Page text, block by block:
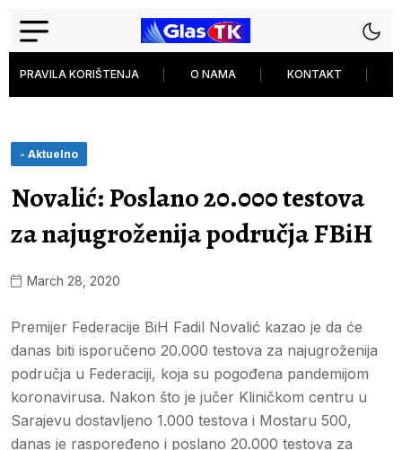
PRAVILA KORIŠTENJA O NAMA KONTAKT
- Aktuelno
Novalić: Poslano 20.000 testova
za najugroženija područja FBiH
March 28, 2020
Premijer Federacije BiH Fadil Novalić kazao je da će
danas biti isporučeno 20.000 testova za najugroženija
područja u Federaciji, koja su pogođena pandemijom
koronavirusa. Nakon što je jučer Kliničkom centru u
Sarajevu dostavljeno 1.000 testova i Mostaru 500,
danas je raspoređeno i poslano 20.000 testova za